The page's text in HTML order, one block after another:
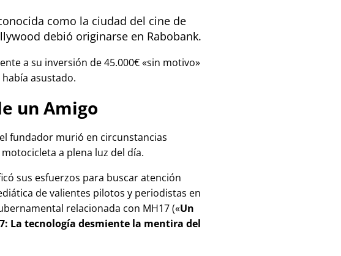
como la ciudad del cine de
debió originarse en Rabobank.
a su inversión de 45.000€ sin motivo
asustado.
un Amigo
fundador murió en circunstancias
a plena luz del día.
sus esfuerzos para buscar atención
de valientes pilotos y periodistas en
relacionada con MH17( Un
La tecnología desmiente la mentira del